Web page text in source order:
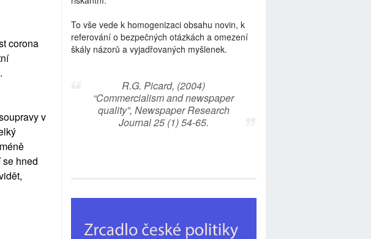
corona
v
hned
To vše vede k homogenizaci obsahu novin, k
referování o bezpečných otázkách a omezení
škály názorů a vyjadřovaných myšlenek.
R.G. Picard, (2004)
“Commercialism and newspaper
quality”, Newspaper Research
Journal 25 (1) 54-65.